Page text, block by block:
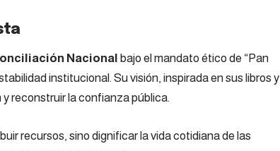
Nacional bajo el mandato ético de “Pan
institucional. Su visión, inspirada en sus libros y
reconstruir la confianza pública.
recursos, sino dignificar la vida cotidiana de las